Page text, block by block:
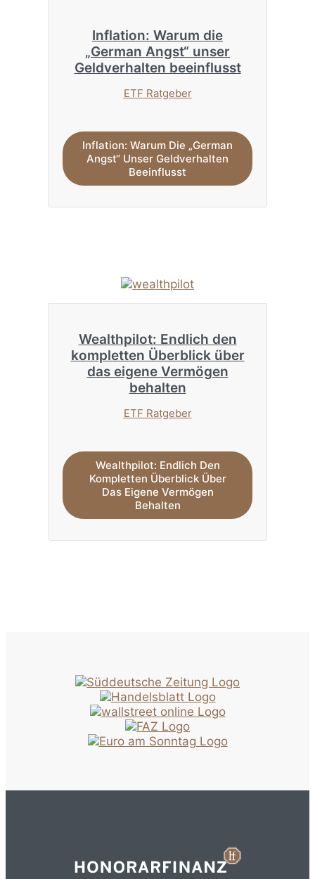
Inflation: Warum die
„German Angst“ unser
Geldverhalten beeinflusst
ETF Ratgeber
Inflation: Warum Die „German
Angst“ Unser Geldverhalten
Beeinflusst
Wealthpilot: Endlich den
kompletten Überblick über
das eigene Vermögen
behalten
ETF Ratgeber
Wealthpilot: Endlich Den
Kompletten Überblick Über
Das Eigene Vermögen
Behalten